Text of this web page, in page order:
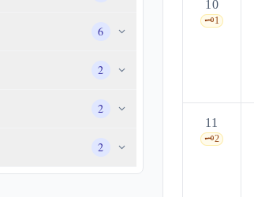
6
2
2
2
10
🗝️1
11
🗝️2